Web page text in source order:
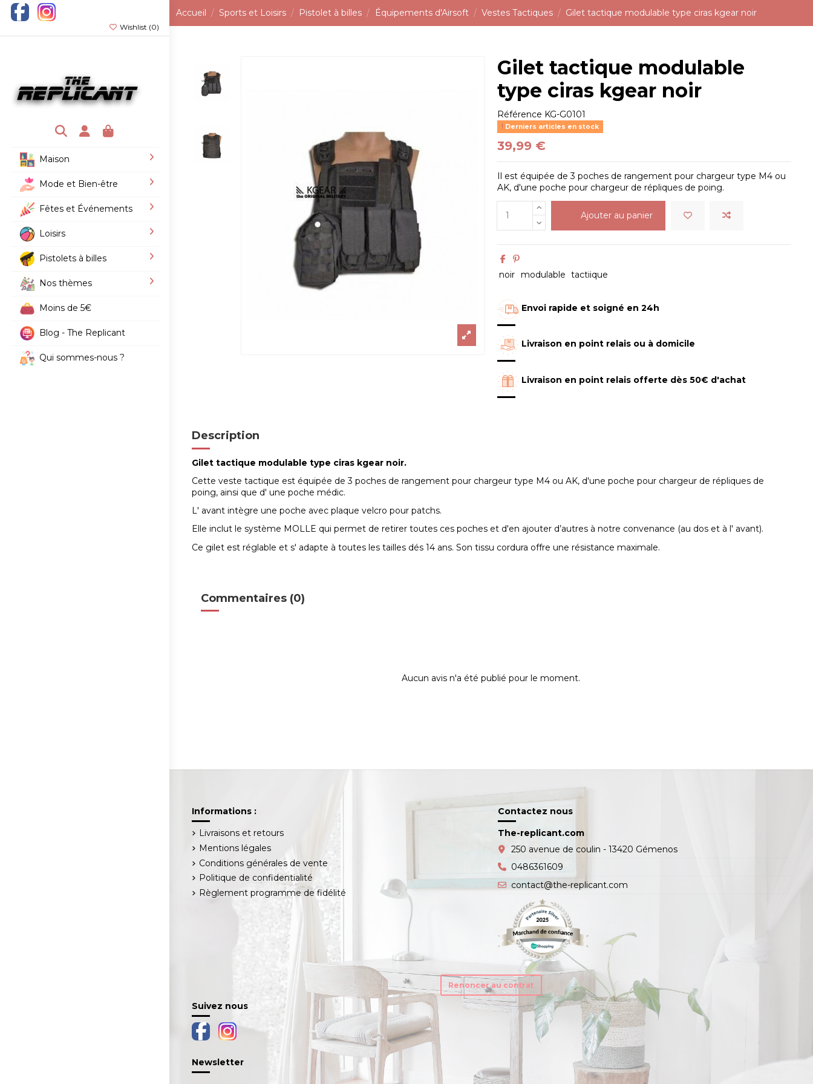
Wishlist (0)
Maison
Mode et Bien-être
Fêtes et Événements
Loisirs
Pistolets à billes
Nos thèmes
Moins de 5€
Blog - The Replicant
Qui sommes-nous ?
Accueil Sports et Loisirs Pistolet à billes Équipements d'Airsoft Vestes Tactiques Gilet tactique modulable type ciras kgear noir
Gilet tactique modulable
type ciras kgear noir
Référence KG-G0101
Derniers articles en stock
39,99 €
Il est équipée de 3 poches de rangement pour chargeur type M4 ou
AK, d'une poche pour chargeur de répliques de poing.
Ajouter au panier
noir modulable tactiique
Envoi rapide et soigné en 24h
Livraison en point relais ou à domicile
Livraison en point relais offerte dès 50€ d'achat
Description
Gilet tactique modulable type ciras kgear noir.
Cette veste tactique est équipée de 3 poches de rangement pour chargeur type M4 ou AK, d'une poche pour chargeur de répliques de
poing, ainsi que d' une poche médic.
L' avant intègre une poche avec plaque velcro pour patchs.
Elle inclut le système MOLLE qui permet de retirer toutes ces poches et d'en ajouter d’autres à notre convenance (au dos et à l' avant).
Ce gilet est réglable et s' adapte à toutes les tailles dés 14 ans. Son tissu cordura offre une résistance maximale.
Commentaires (0)
Aucun avis n'a été publié pour le moment.
Informations :
Livraisons et retours
Mentions légales
Conditions générales de vente
Politique de confidentialité
Règlement programme de fidélité
Contactez nous
The-replicant.com
250 avenue de coulin - 13420 Gémenos
0486361609
contact@the-replicant.com
Renoncer au contrat
Suivez nous
Newsletter